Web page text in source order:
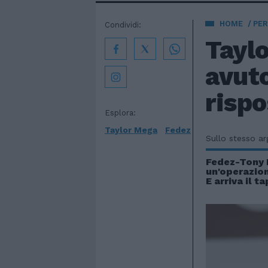
HOME
Esplora:
Taylor Mega Fedez
Condividi:
Sullo stesso
Fedez-
E arriva il